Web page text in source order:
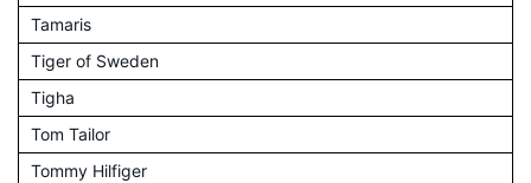
Tamaris
Tiger of Sweden
Tigha
Tom Tailor
Tommy Hilfiger